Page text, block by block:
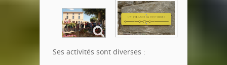
Ses activités sont diverses :